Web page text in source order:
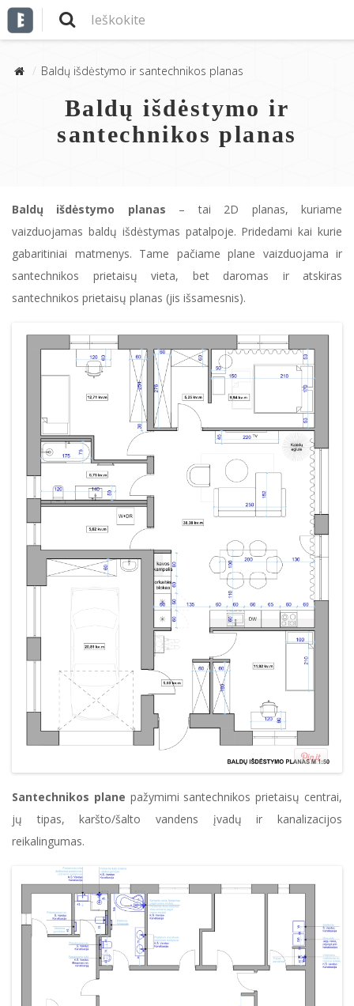
Baldų išdėstymo ir santechnikos planas
Baldų išdėstymo ir
santechnikos planas
Baldų išdėstymo planas – tai 2D planas, kuriame
vaizduojamas baldų išdėstymas patalpoje. Pridedami kai kurie
gabaritiniai matmenys. Tame pačiame plane vaizduojama ir
santechnikos prietaisų vieta, bet daromas ir atskiras
santechnikos prietaisų planas (jis išsamesnis).
Santechnikos plane pažymimi santechnikos prietaisų centrai,
jų tipas, karšto/šalto vandens įvadų ir kanalizacijos
reikalingumas.